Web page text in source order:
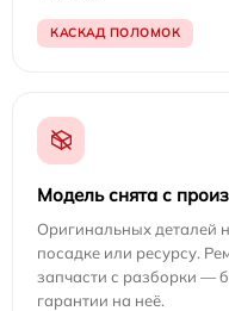
КАСКАД ПОЛОМОК
Модель снята с
Оригинальных деталей
посадке или ресурсу.
запчасти с разборки —
гарантии на неё.